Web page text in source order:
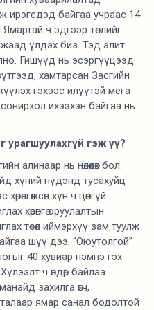
ирэгсдэд байгаа учраас 14
ч эдгээр төслийг
үлдэх биз. Тэд элит
Гишүүд нь эсэргүүцээд
хамтарсан Засгийн
гэхээс илүүтэй мега
ихээхэн байгаа нь
урагшуулахгүй гэж үү?
алинаар нь нөлөөлөх бол.
хүний нүдэнд тусахуйц
хүн ч цөөнгүй
хөрөнгө оруулалтын
төсөл иймэрхүү зам туулж
шүү дээ. “Оюутолгой”
40 хувиар нэмнэ гэх
ч өндөр байлаа.
захилга өгч,
ямар санал бодолтой